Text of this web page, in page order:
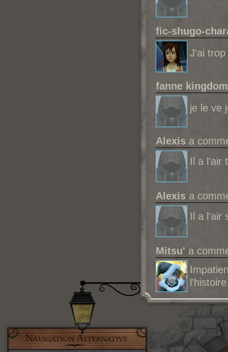
fic-shugo-
J'ai
fanne
je le ve
Alexis a
Il a l'air
Alexis a
Il a l'air
Mitsu' a